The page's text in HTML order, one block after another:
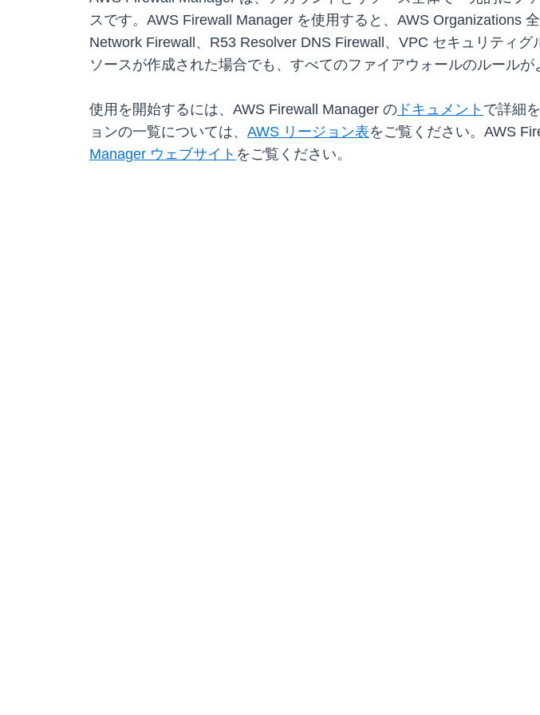
スです。AWS Firewall Manager を使用すると、AWS Organizations
Network Firewall、R53 Resolver DNS Firewall、VPC セキュリティ
ソースが作成された場合でも、すべてのファイアウォールのルール
使用を開始するには、AWS Firewall Manager の ドキュメント で詳細
ョンの一覧については、 AWS リージョン表をご覧ください。AWS
Manager ウェブサイト をご覧ください。